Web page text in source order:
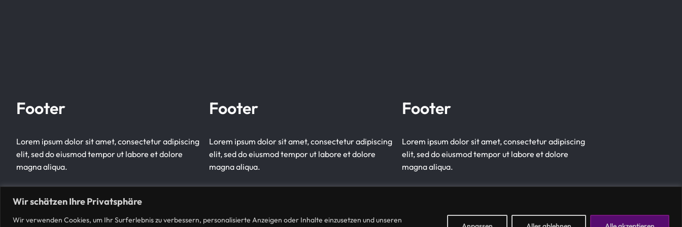
Wir schätzen Ihre Privatsphäre
Wir verwenden Cookies, um Ihr Surferlebnis zu verbessern, personalisierte Anzeigen oder Inhalte einzusetzen und unseren
Footer
Lorem ipsum dolor sit amet, consectetur adipiscing
elit, sed do eiusmod tempor ut labore et dolore
magna aliqua.
Footer
Lorem ipsum dolor sit amet, consectetur adipiscing
elit, sed do eiusmod tempor ut labore et dolore
magna aliqua.
Footer
Lorem ipsum dolor sit amet, consectetur adipiscing
elit, sed do eiusmod tempor ut labore et dolore
magna aliqua.